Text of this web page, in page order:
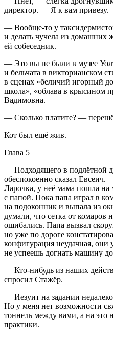
директор. — Я к вам привезу.
— Вообще-то у
и делать чучела из
ей собеседник.
— Это вы не были в музее
и бельчата в викторианском
в сценах «беличий игорный
школа», «облава в крысином
Вадимовна.
— Сколько платите? —
Кот был ещё жив.
Глава 5
— Подходящего в подлётной
обеспокоенно сказал Евсеич.
Ларочка, у неё мама пошла на
с папой. Пока папа играл в
на подоконник и выпала из
думали, что сетка от комаров
ошибались. Папа вызвал
но уже по дороге
конфигурация неудачная, они
не успеешь догнать машину
— Кто-нибудь из наших
спросил Стажёр.
— Иезуит на задании
Но у меня нет возможности
тоннель между вами, а на
практики.